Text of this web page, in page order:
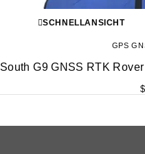
SCHNELLANSICHT
GPS
South G9 GNSS RTK
$